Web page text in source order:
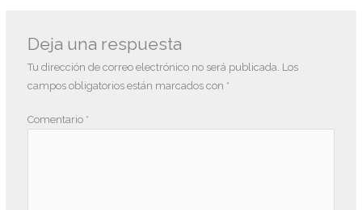
Deja una respuesta
Tu dirección de correo electrónico no será publicada. Los
campos obligatorios están marcados con *
Comentario *